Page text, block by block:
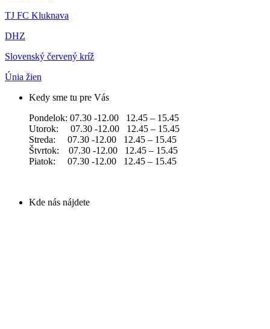
TJ FC Kluknava
DHZ
Slovenský červený kríž
Únia žien
Kedy sme tu pre Vás
Pondelok: 07.30 -12.00 12.45 – 15.45
Utorok: 07.30 -12.00 12.45 – 15.45
Streda: 07.30 -12.00 12.45 – 15.45
Štvrtok: 07.30 -12.00 12.45 – 15.45
Piatok: 07.30 -12.00 12.45 – 15.45
Kde nás nájdete